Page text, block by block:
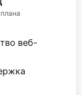
веб-